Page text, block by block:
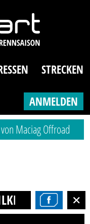
STRECKEN
ANMELDEN
Maciag Offroad